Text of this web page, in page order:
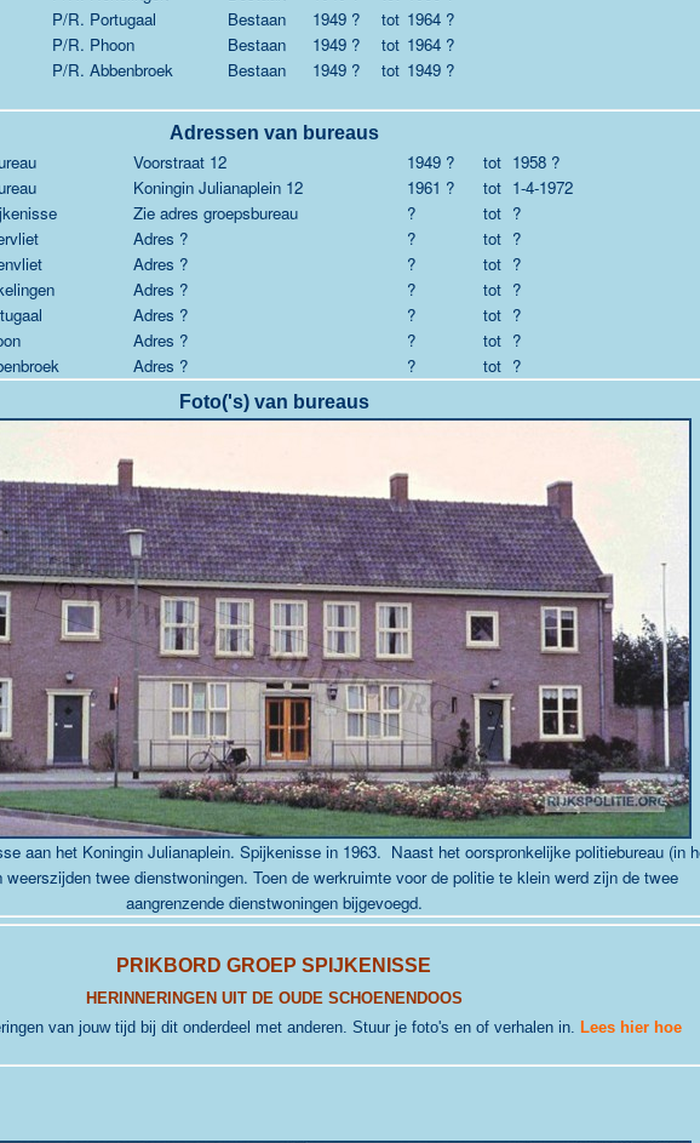
P/R. Portugaal
Bestaan 1949 ? tot 1964 ?
P/R. Phoon
Bestaan 1949 ? tot 1964 ?
P/R. Abbenbroek
Bestaan 1949 ? tot 1949 ?
Adressen van bureaus
Voorstraat 12 1949 ? tot 1958 ?
Koningin Julianaplein 12 1961 ? tot 1-4-1972
Zie adres groepsbureau ? tot ?
Adres ? ? tot ?
Adres ? ? tot ?
Adres ? ? tot ?
Adres ? ? tot ?
Adres ? ? tot ?
Adres ? ? tot ?
Foto('s) van bureaus
aan het Koningin Julianaplein. Spijkenisse in 1963. Naast het oorspronkelijke politiebureau (in
weerszijden twee dienstwoningen. Toen de werkruimte voor de politie te klein werd zijn de twee
aangrenzende dienstwoningen bijgevoegd.
PRIKBORD GROEP SPIJKENISSE
HERINNERINGEN UIT DE OUDE SCHOENENDOOS
van jouw tijd bij dit onderdeel met anderen. Stuur je foto's en of verhalen in.
Lees hier hoe